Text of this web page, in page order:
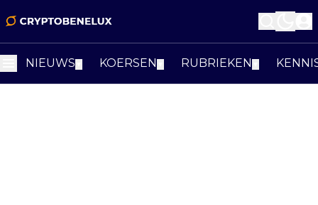
NIEUWS KOERSEN RUBRIEKEN